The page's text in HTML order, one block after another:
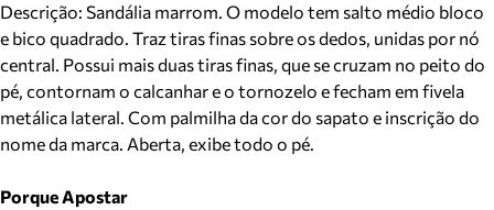
Descrição: Sandália marrom. O modelo tem salto médio bloco
e bico quadrado. Traz tiras finas sobre os dedos, unidas por nó
central. Possui mais duas tiras finas, que se cruzam no peito do
pé, contornam o calcanhar e o tornozelo e fecham em fivela
metálica lateral. Com palmilha da cor do sapato e inscrição do
nome da marca. Aberta, exibe todo o pé.
Porque Apostar